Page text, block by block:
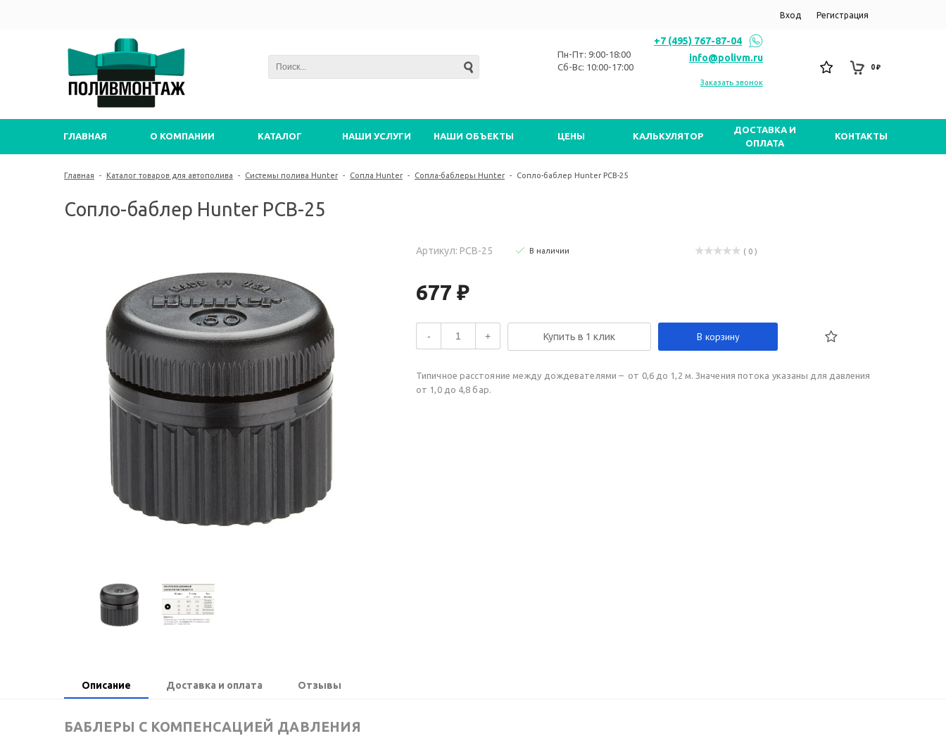
Вход Регистрация
Пн-Пт: 9:00-18:00
Сб-Вс: 10:00-17:00
+7 (495) 767-87-04
info@polivm.ru
Заказать звонок
0 ₽
ГЛАВНАЯ О КОМПАНИИ КАТАЛОГ НАШИ УСЛУГИ НАШИ ОБЪЕКТЫ ЦЕНЫ КАЛЬКУЛЯТОР
ДОСТАВКА И
ОПЛАТА
КОНТАКТЫ
Главная - Каталог товаров для автополива - Системы полива Hunter - Сопла Hunter - Сопла-баблеры Hunter - Сопло-баблер Hunter PCB-25
Сопло-баблер Hunter PCB-25
Артикул: PCB-25 В наличии ( 0 )
677 ₽
- + Купить в 1 клик В корзину
Типичное расстояние между дождевателями – от 0,6 до 1,2 м. Значения потока указаны для давления
от 1,0 до 4,8 бар.
Описание Доставка и оплата Отзывы
БАБЛЕРЫ С КОМПЕНСАЦИЕЙ ДАВЛЕНИЯ